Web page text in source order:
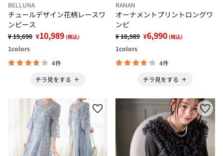
BELLUNA
チュールデザイン花柄レースワ
ンピース
¥ 19,690 ¥10,989 (税込)
1colors
4件
チラ見をする
RANAN
オーナメントプリントロングワ
ンピ
¥ 10,989 ¥6,990 (税込)
1colors
4件
チラ見をする